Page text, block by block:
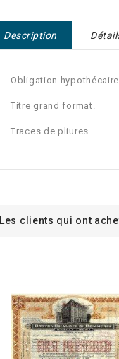
Description
Obligation
Titre grand format.
Traces de pliures.
Les clients qui ont